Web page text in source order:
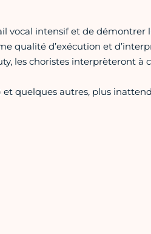
vocal intensif et de démontrer
qualité d’exécution et
les choristes interprèteront à
et quelques autres, plus